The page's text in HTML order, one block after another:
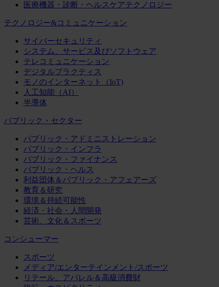
医療機器・診断・ヘルスケアテクノロジー
テクノロジー&コミュニケーション
サイバーセキュリティ
システム、サービス及びソフトウェア
テレコミュニケーション
デジタルプラクティス
モノのインターネット（IoT)
人工知能（AI）
半導体
パブリック・セクター
パブリック・アドミニストレーション
パブリック・インフラ
パブリック・ファイナンス
パブリック・ヘルス
利益団体＆パブリック・アフェアーズ
教育＆研究
環境＆持続可能性
経済・社会・人間開発
芸術、文化＆スポーツ
コンシューマー
スポーツ
メディア/エンターテインメント/スポーツ
リテール、アパレル＆高級消費財